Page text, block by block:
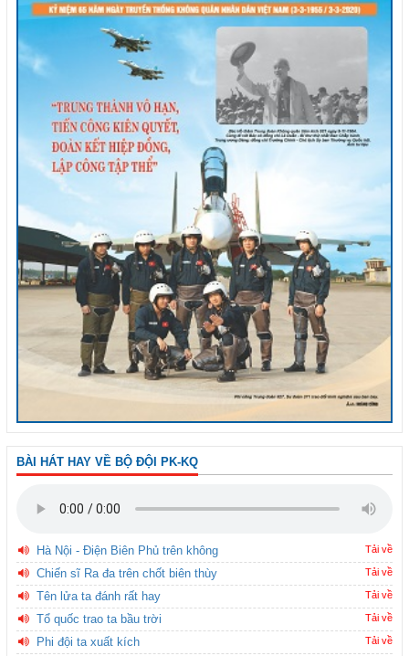
BÀI HÁT HAY VỀ BỘ ĐỘI PK-KQ
Hà Nội - Điện Biên Phủ trên không Tải về
Chiến sĩ Ra đa trên chốt biên thùy Tải về
Tên lửa ta đánh rất hay Tải về
Tổ quốc trao ta bầu trời Tải về
Phi đội ta xuất kích Tải về